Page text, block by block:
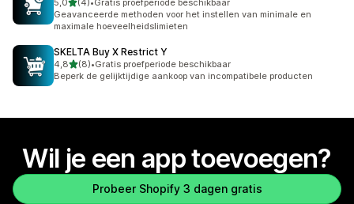
5,0 (4)
4 recensies in totaal
•Gratis proefperiode beschikbaar
Geavanceerde methoden voor het instellen van minimale en
maximale hoeveelheidslimieten
SKELTA Buy X Restrict Y
4,8van 5 sterren
(8)
8 recensies in totaal
•Gratis proefperiode beschikbaar
Beperk de gelijktijdige aankoop van incompatibele producten
Wil je een app toevoegen?
Probeer Shopify 3 dagen gratis